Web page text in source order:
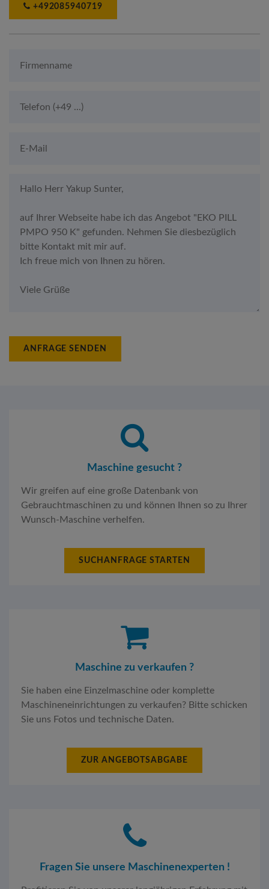
+492085940719
ANFRAGE SENDEN
Maschine gesucht ?
Wir greifen auf eine große Datenbank von
Gebrauchtmaschinen zu und können Ihnen so zu Ihrer
Wunsch-Maschine verhelfen.
SUCHANFRAGE STARTEN
Maschine zu verkaufen ?
Sie haben eine Einzelmaschine oder komplette
Maschineneinrichtungen zu verkaufen? Bitte schicken
Sie uns Fotos und technische Daten.
ZUR ANGEBOTSABGABE
Fragen Sie unsere Maschinenexperten !